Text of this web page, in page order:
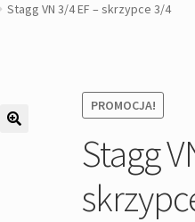
Stagg VN 3/4 EF – skrzypce 3/4
PROMOCJA!
Stagg